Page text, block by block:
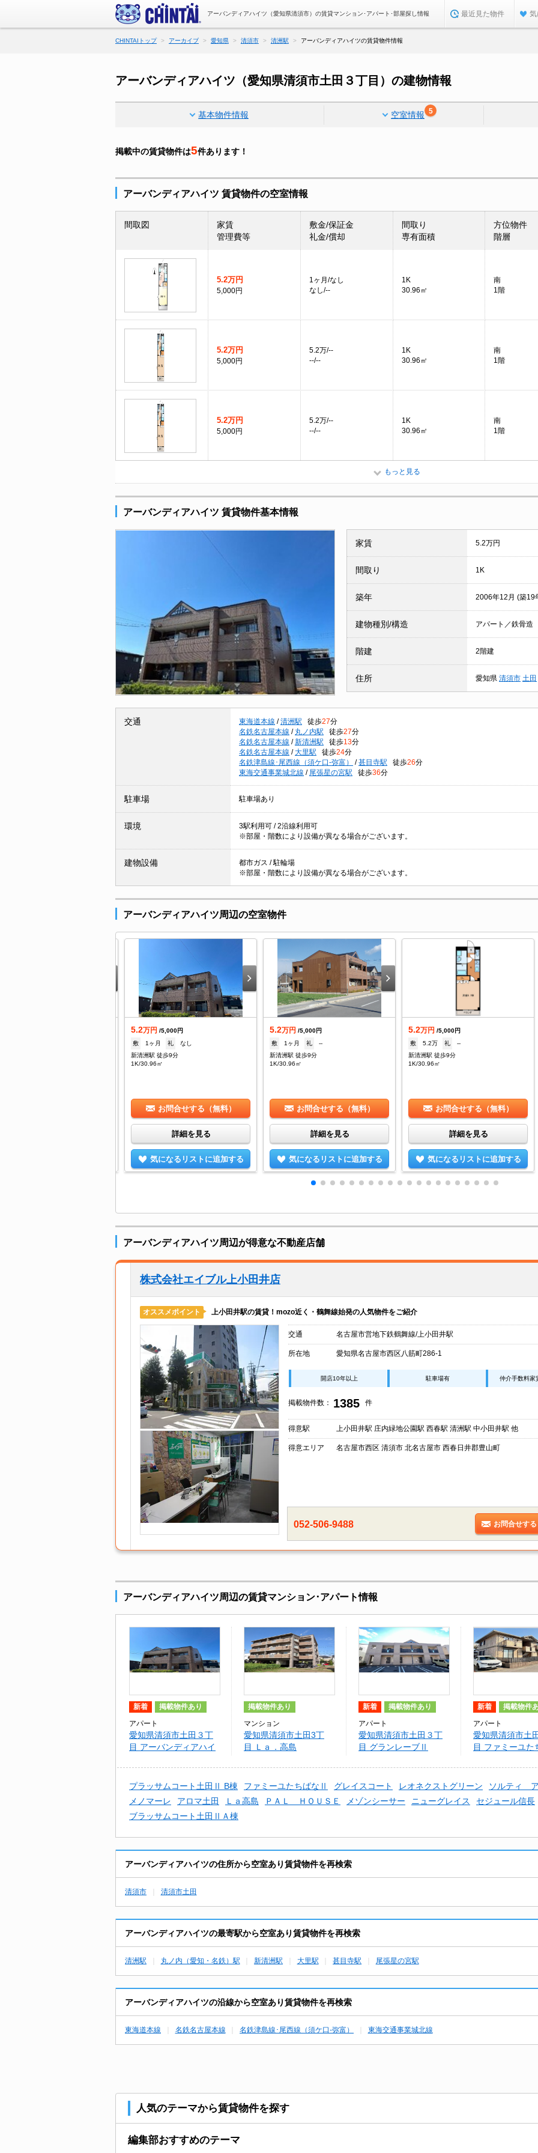
アーバンディアハイツ（愛知県清須市）の賃貸マンション･アパート･部屋探し情報 最近見た物件 気
CHINTAIトップ アーカイブ 愛知県 清須市 清洲駅 アーバンディアハイツの賃貸物件情報
アーバンディアハイツ（愛知県清須市土田３丁目）の建物情報
基本物件情報 空室情報 5
掲載中の賃貸物件は5件あります！
アーバンディアハイツ 賃貸物件の空室情報
間取図
家賃
管理費等
敷金/保証金
礼金/償却
間取り
専有面積
方位物件
階層
5.2万円
5,000円
1ヶ月/なし
なし/--
1K
30.96㎡
南
1階
5.2万円
5,000円
5.2万/--
--/--
1K
30.96㎡
南
1階
5.2万円
5,000円
5.2万/--
--/--
1K
30.96㎡
南
1階
もっと見る
アーバンディアハイツ 賃貸物件基本情報
家賃 5.2万円
間取り 1K
築年 2006年12月 (築19
建物種別/構造 アパート／鉄骨造
階建 2階建
住所 愛知県 清須市 土田
交通 東海道本線 / 清洲駅 徒歩27分
名鉄名古屋本線 / 丸ノ内駅 徒歩27分
名鉄名古屋本線 / 新清洲駅 徒歩13分
名鉄名古屋本線 / 大里駅 徒歩24分
名鉄津島線･尾西線（須ケ口-弥富）
/ 甚目寺駅 徒歩26分
東海交通事業城北線 / 尾張星の宮駅 徒歩36分
駐車場 駐車場あり
環境
3駅利用可 / 2沿線利用可
※部屋・階数により設備が異なる場合がございます。
建物設備
都市ガス / 駐輪場
※部屋・階数により設備が異なる場合がございます。
アーバンディアハイツ周辺の空室物件
5.2万円 /5,000円
敷
1ヶ月 礼
なし
新清洲駅 徒歩9分
1K/30.96㎡
お問合せする（無料）
詳細を見る
気になるリストに追加する
5.2万円 /5,000円
敷
1ヶ月 礼
--
新清洲駅 徒歩9分
1K/30.96㎡
お問合せする（無料）
詳細を見る
気になるリストに追加する
5.2万円 /5,000円
敷
5.2万 礼
--
新清洲駅 徒歩9分
1K/30.96㎡
お問合せする（無料）
詳細を見る
気になるリストに追加する
アーバンディアハイツ周辺が得意な不動産店舗
株式会社エイブル上小田井店
オススメポイント 上小田井駅の賃貸！mozo近く・鶴舞線始発の人気物件をご紹介
交通 名古屋市営地下鉄鶴舞線/上小田井駅
所在地 愛知県名古屋市西区八筋町286-1
開店10年以上 駐車場有 仲介手数料家
掲載物件数： 1385 件
得意駅 上小田井駅 庄内緑地公園駅 西春駅 清洲駅 中小田井駅 他
得意エリア 名古屋市西区 清須市 北名古屋市 西春日井郡豊山町
052-506-9488 お問合せする
アーバンディアハイツ周辺の賃貸マンション･アパート情報
新着 掲載物件あり
アパート
愛知県清須市土田３丁
目 アーバンディアハイ
掲載物件あり
マンション
愛知県清須市土田3丁
目 Ｌａ．高島
新着 掲載物件あり
アパート
愛知県清須市土田３丁
目 グランレーブⅡ
新着 掲載物件
アパート
愛知県清須市土
目 ファミーユた
プラッサムコート土田Ⅱ B棟 ファミーユたちばなⅡ グレイスコート レオネクストグリーン ソルティ
メノマーレ
アロマ土田 Ｌａ高島 ＰＡＬ ＨＯＵＳＥ メゾンシーサー ニューグレイス セジュール信長
ブラッサムコート土田ⅡＡ棟
アーバンディアハイツの住所から空室あり賃貸物件を再検索
清須市 清須市土田
アーバンディアハイツの最寄駅から空室あり賃貸物件を再検索
清洲駅 丸ノ内（愛知・名鉄）駅 新清洲駅 大里駅 甚目寺駅 尾張星の宮駅
アーバンディアハイツの沿線から空室あり賃貸物件を再検索
東海道本線 名鉄名古屋本線 名鉄津島線･尾西線（須ケ口-弥富） 東海交通事業城北線
人気のテーマから賃貸物件を探す
編集部おすすめのテーマ